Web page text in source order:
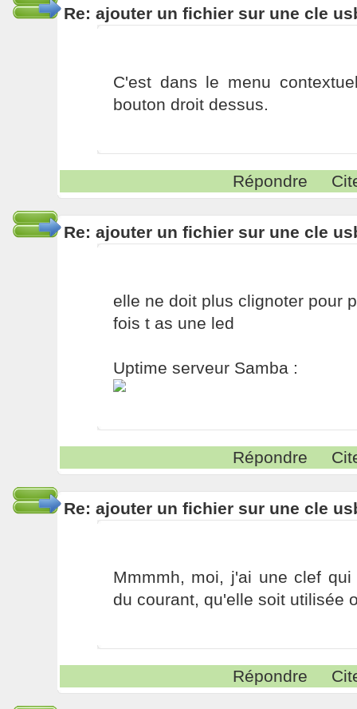
Re: ajouter un fichier sur une cle
C'est dans le menu
bouton droit dessus.
Répondre
Re: ajouter un fichier sur une cle
elle ne doit plus clignoter pour
fois t as une led
Uptime serveur Samba :
Répondre
Re: ajouter un fichier sur une cle
Mmmmh, moi, j'ai une clef
du courant, qu'elle soit utilisée
Répondre